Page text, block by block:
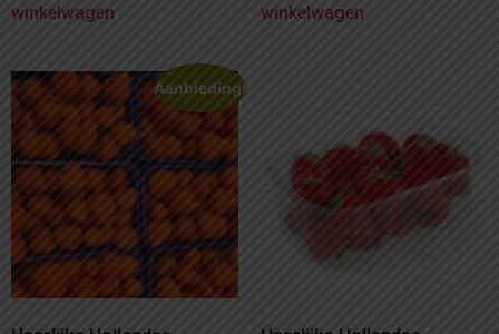
winkelwagen
winkelwagen
Aanbieding!